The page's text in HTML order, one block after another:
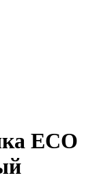
ECO